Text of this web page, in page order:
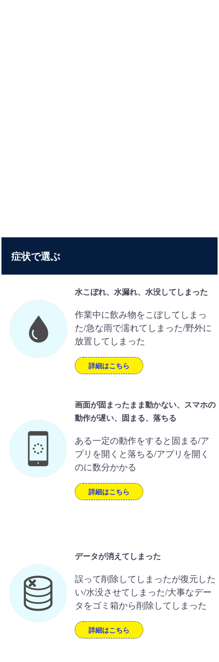
症状で選ぶ
水こぼれ、水漏れ、水没してしまった
作業中に飲み物をこぼしてしまっ
た/急な雨で濡れてしまった/野外に
放置してしまった
詳細はこちら
画面が固まったまま動かない、スマホの
動作が遅い、固まる、落ちる
ある一定の動作をすると固まる/ア
プリを開くと落ちる/アプリを開く
のに数分かかる
詳細はこちら
データが消えてしまった
誤って削除してしまったが復元した
い/水没させてしまった/大事なデー
タをゴミ箱から削除してしまった
詳細はこちら